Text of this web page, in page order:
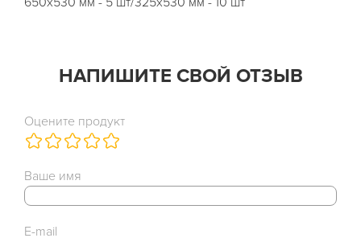
НАПИШИТЕ СВОЙ ОТЗЫВ
Оцените продукт
Ваше имя
E-mail